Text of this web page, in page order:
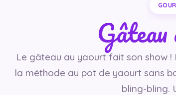
Le gâteau au yaourt fait son show
la méthode au pot de yaourt sans
bling-bling.